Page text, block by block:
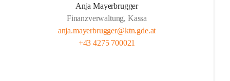
Anja Mayerbrugger
Finanzverwaltung, Kassa
anja.mayerbrugger@ktn.gde.at
+43 4275 700021